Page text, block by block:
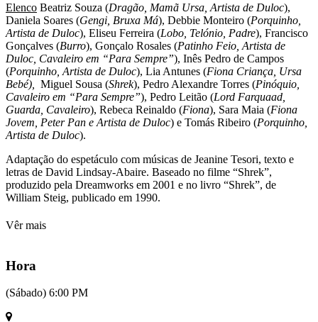
Elenco Beatriz Souza (Dragão, Mamã Ursa, Artista de Duloc),
Daniela Soares (Gengi, Bruxa Má), Debbie Monteiro (Porquinho,
Artista de Duloc), Eliseu Ferreira (Lobo, Telónio, Padre), Francisco
Gonçalves (Burro), Gonçalo Rosales (Patinho Feio, Artista de
Duloc, Cavaleiro em “Para Sempre”), Inês Pedro de Campos
(Porquinho, Artista de Duloc), Lia Antunes (Fiona Criança, Ursa
Bebé), Miguel Sousa (Shrek), Pedro Alexandre Torres (Pinóquio,
Cavaleiro em “Para Sempre”), Pedro Leitão (Lord Farquaad,
Guarda, Cavaleiro), Rebeca Reinaldo (Fiona), Sara Maia (Fiona
Jovem, Peter Pan e Artista de Duloc) e Tomás Ribeiro (Porquinho,
Artista de Duloc).
Adaptação do espetáculo com músicas de Jeanine Tesori, texto e
letras de David Lindsay-Abaire. Baseado no filme “Shrek”,
produzido pela Dreamworks em 2001 e no livro “Shrek”, de
William Steig, publicado em 1990.
Vêr mais
Hora
(Sábado) 6:00 PM